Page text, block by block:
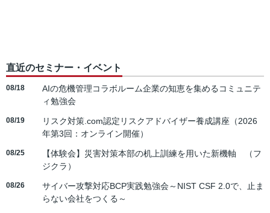
直近のセミナー・イベント
08/18
AIの危機管理コラボルーム企業の知恵を集めるコミュニテ
ィ勉強会
08/19
リスク対策.com認定リスクアドバイザー養成講座（2026
年第3回：オンライン開催）
08/25
【体験会】災害対策本部の机上訓練を用いた新機軸 （フ
ジクラ）
08/26
サイバー攻撃対応BCP実践勉強会～NIST CSF 2.0で、止ま
らない会社をつくる～